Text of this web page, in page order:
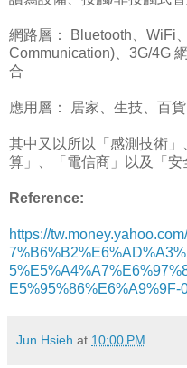
網路層： Bluetooth、WiFi
Communication)、3G/4G
合
應用層： 居家、生技、百
其中又以所以「感測技術
算」、「電信商」以及「安
Reference:
https://
E5%95%86%E6%A9%9F-
Jun Hsieh at 10:00 PM